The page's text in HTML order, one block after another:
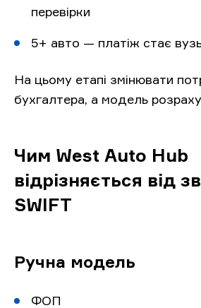
перевірки
5+ авто — платіж стає
На цьому етапі змінювати
бухгалтера, а модель
Чим West Auto Hub
відрізняється від
SWIFT
Ручна модель
ФОП